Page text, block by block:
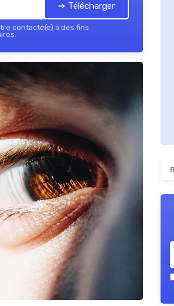
➔ Télécharger
contacté(e) à des fins